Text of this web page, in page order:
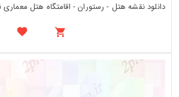
دانلود نقشه هتل - رستوران - اقامتگاه هتل معماری نمای